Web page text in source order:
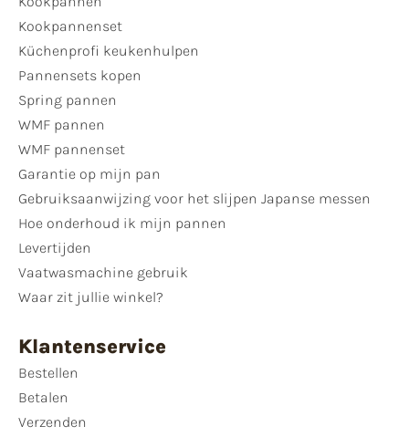
Kookpannenset
Küchenprofi keukenhulpen
Pannensets kopen
Spring pannen
WMF pannen
WMF pannenset
Garantie op mijn pan
Gebruiksaanwijzing voor het slijpen Japanse messen
Hoe onderhoud ik mijn pannen
Levertijden
Vaatwasmachine gebruik
Waar zit jullie winkel?
Klantenservice
Bestellen
Betalen
Verzenden